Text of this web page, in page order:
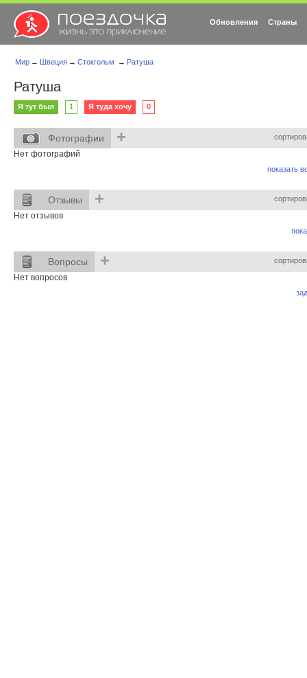
Обновления Страны
Мир → Швеция → Стокгольм → Ратуша
Ратуша
Я тут был 1 Я туда хочу 0
Фотографии +
Нет фотографий
показать
Отзывы +
Нет отзывов
Вопросы +
Нет вопросов